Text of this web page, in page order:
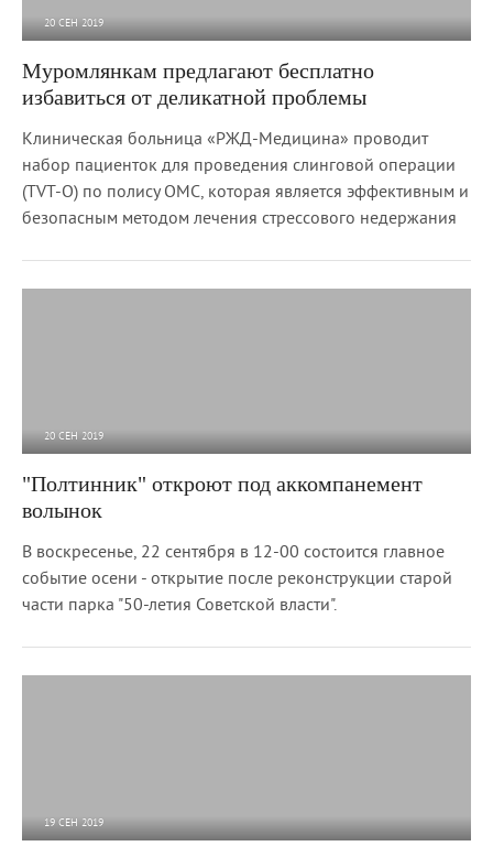
20 СЕН 2019
Муромлянкам предлагают бесплатно
избавиться от деликатной проблемы
Клиническая больница «РЖД-Медицина» проводит
набор пациенток для проведения слинговой операции
(TVT-O) по полису ОМС, которая является эффективным и
безопасным методом лечения стрессового недержания
20 СЕН 2019
"Полтинник" откроют под аккомпанемент
волынок
В воскресенье, 22 сентября в 12-00 состоится главное
событие осени - открытие после реконструкции старой
части парка "50-летия Советской власти".
19 СЕН 2019